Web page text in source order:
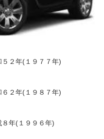
２年(１９７７年)
２年(１９８７年)
年(１９９６年)